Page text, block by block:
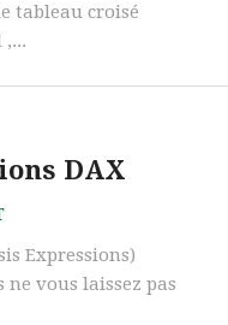
tableau croisé
,...
DAX
Expressions)
vous laissez pas